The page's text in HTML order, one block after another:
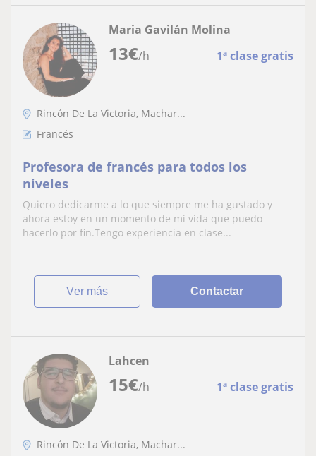
13€/h 1ª clase gratis
Maria Gavilán Molina
Rincón De La Victoria, Machar...
Francés
Profesora de francés para todos los
niveles
Quiero dedicarme a lo que siempre me ha gustado y
ahora estoy en un momento de mi vida que puedo
hacerlo por fin.Tengo experiencia en clase...
ver más Contactar
15€/h 1ª clase gratis
Lahcen
Rincón De La Victoria, Machar...